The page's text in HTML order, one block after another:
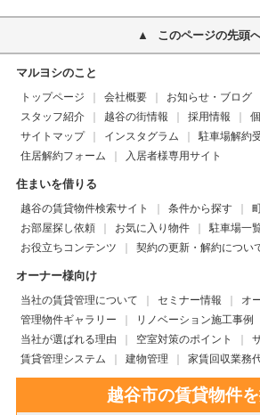
このページの先頭
マルヨシのこと
トップページ 会社概要 お知らせ・ブログ
スタッフ紹介
越谷の街情報 採用情報
サイトマップ
インスタグラム
駐車場解約
住居解約フォーム
入居者様専用サイト
住まいを借りる
越谷の賃貸物件検索サイト 条件から探す
お部屋探し依頼
お気に入り物件
駐車場一
お役立ちコンテンツ
契約の更新・解約につい
オーナー様向け
当社の賃貸管理について セミナー情報
オ
管理物件ギャラリー
リノベーション施工事例
当社が選ばれる理由
空室対策のポイント
賃貸管理システム
建物管理 家賃回収業務
越谷市の賃貸物件